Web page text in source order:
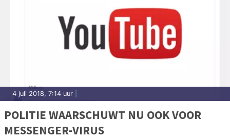
4 juli 2018, 7:14 uur
POLITIE WAARSCHUWT NU OOK VOOR
MESSENGER-VIRUS